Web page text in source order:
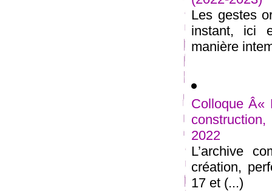
Les gestes
instant, ici
manière
Colloque Â«
2022
L’archive
création,
17 et (...)